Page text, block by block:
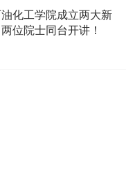
化工学院成立两大新
位院士同台开讲！